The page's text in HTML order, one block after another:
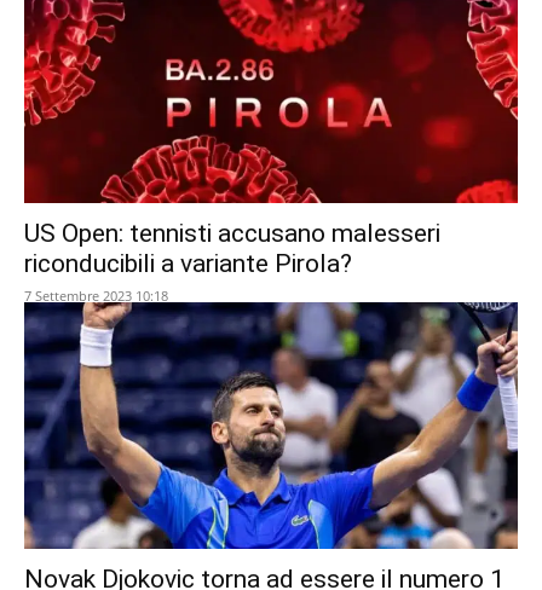
US Open: tennisti accusano malesseri
riconducibili a variante Pirola?
7 Settembre 2023 10:18
Novak Djokovic torna ad essere il numero 1